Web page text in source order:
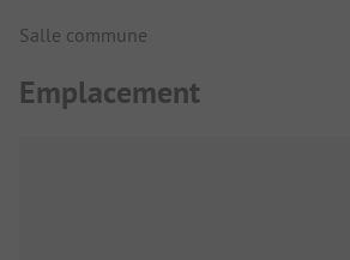
Salle commune
Emplacement